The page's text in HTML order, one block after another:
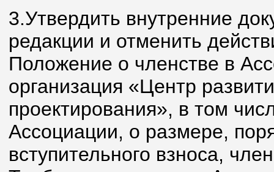
3.Утвердить внутренние
редакции и отменить
Положение о членстве в
организация «Центр
проектирования», в том
Ассоциации, о размере,
вступительного взноса,